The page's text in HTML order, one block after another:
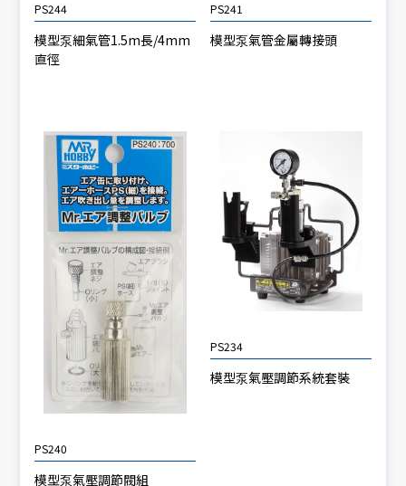
PS244
模型泵細氣管1.5m長/4mm
直徑
PS241
模型泵氣管金屬轉接頭
PS240
模型泵氣壓調節閥組
PS234
模型泵氣壓調節系統套裝